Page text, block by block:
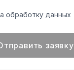
обработку данных
заявку